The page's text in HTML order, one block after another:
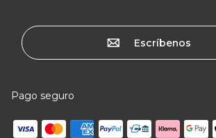
Escríbenos
Pago seguro